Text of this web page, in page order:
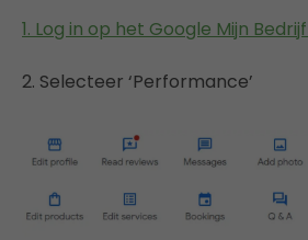
1. Log in op het Google Mijn
2. Selecteer ‘Performance’